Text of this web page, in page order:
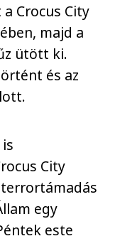
Crocus City
majd a
ütött ki.
és az
City
egy
este